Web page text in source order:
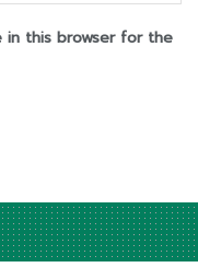
in this browser for the